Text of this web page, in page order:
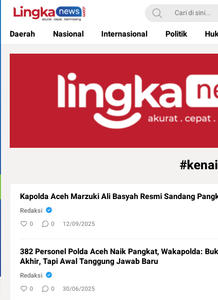
Lingkanews
Akurat. Cepat & Berimbang
Daerah Nasional Internasional Politik
Kapolda Aceh Marzuki Ali Basyah Resmi Sandang
Redaksi
0 0 12/09/2025
382 Personel Polda Aceh Naik Pangkat, Wakapolda:
Akhir, Tapi Awal Tanggung Jawab Baru
Redaksi
0 0 30/06/2025